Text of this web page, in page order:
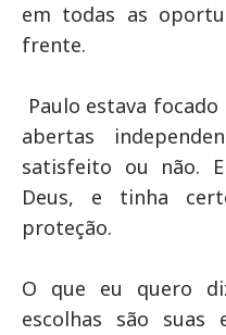
em todas as
frente.
Paulo estava
abertas
satisfeito ou não.
Deus, e tinha
proteção.
O que eu quero
escolhas são